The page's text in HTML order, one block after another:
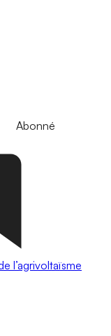
Abonné
l’agrivoltaïsme